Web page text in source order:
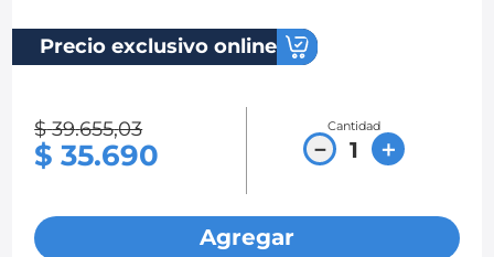
Precio exclusivo online
$ 39.655,03
$ 35.690
Cantidad
＋
－
Agregar
5.
optra
6.
mazda 3
chevrolet spark gt
. mazda 2